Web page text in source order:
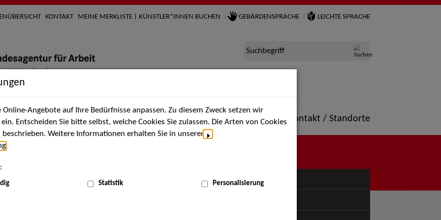
KONTAKT MEINE MERKLISTE | KÜNSTLER*INNEN BUCHEN GEBÄRDENSPRACHE LEICHTE SPRACHE
Suchbegriff
Künstler*innen Über uns Aktuelles Termine Portfolio Kontakt / Standorte
MENÜ
Angebote auf Ihre Bedürfnisse anpassen. Zu diesem Zweck setzen wir
Entscheiden Sie bitte selbst, welche Cookies Sie zulassen. Die Arten von Cookies
Weitere Informationen erhalten Sie in unserer
Statistik Personalisierung